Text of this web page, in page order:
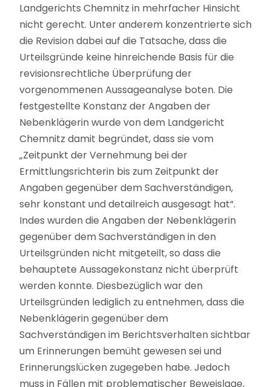
Landgerichts Chemnitz in mehrfacher Hinsicht
nicht gerecht. Unter anderem konzentrierte sich
die Revision dabei auf die Tatsache, dass die
Urteilsgründe keine hinreichende Basis für die
revisionsrechtliche Überprüfung der
vorgenommenen Aussageanalyse boten. Die
festgestellte Konstanz der Angaben der
Nebenklägerin wurde von dem Landgericht
Chemnitz damit begründet, dass sie vom
„Zeitpunkt der Vernehmung bei der
Ermittlungsrichterin bis zum Zeitpunkt der
Angaben gegenüber dem Sachverständigen,
sehr konstant und detailreich ausgesagt hat“.
Indes wurden die Angaben der Nebenklägerin
gegenüber dem Sachverständigen in den
Urteilsgründen nicht mitgeteilt, so dass die
behauptete Aussagekonstanz nicht überprüft
werden konnte. Diesbezüglich war den
Urteilsgründen lediglich zu entnehmen, dass die
Nebenklägerin gegenüber dem
Sachverständigen im Berichtsverhalten sichtbar
um Erinnerungen bemüht gewesen sei und
Erinnerungslücken zugegeben habe. Jedoch
muss in Fällen mit problematischer Beweislage,